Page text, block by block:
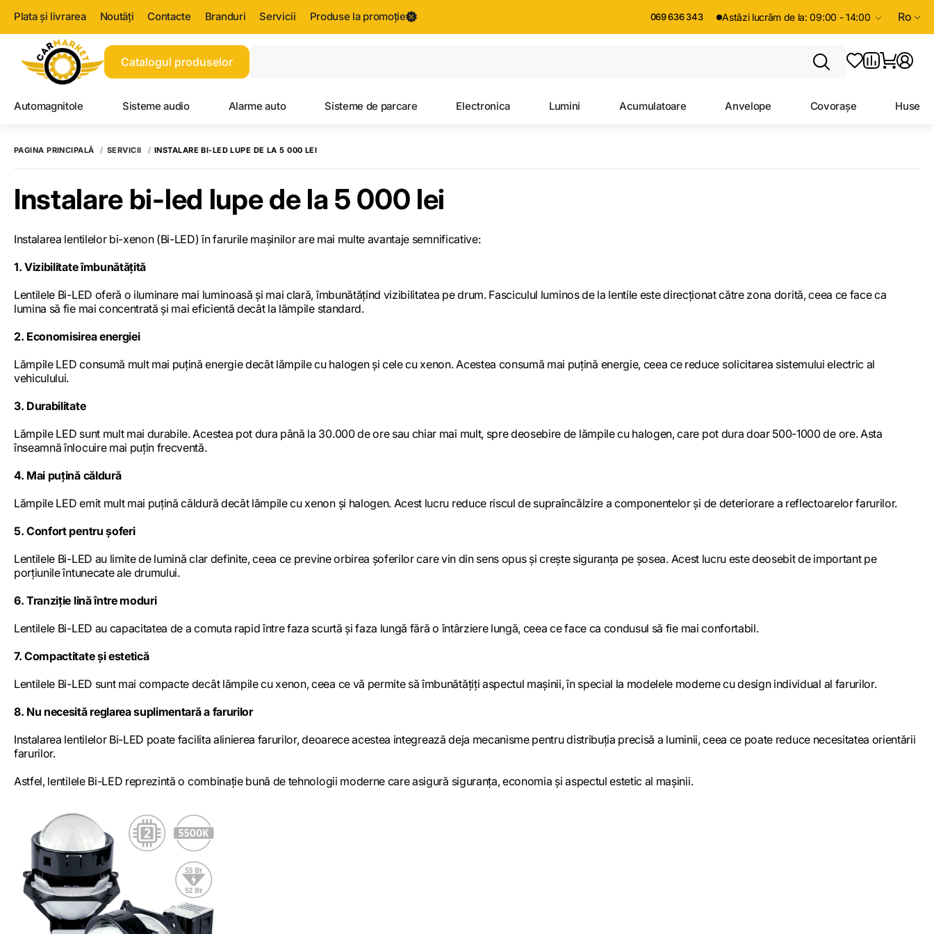
Plata și livrarea Noutăți Contacte Branduri Servicii Produse la promoție 069 636 343 Astăzi lucrăm de la: 09:00 - 14:00 Ro
Catalogul produselor
Toate rezultatele căutării [0 de produse]
Automagnitole Sisteme audio Alarme auto Sisteme de parcare Electronica Lumini Acumulatoare Anvelope Covorașe Huse
PAGINA PRINCIPALĂ SERVICII INSTALARE BI-LED LUPE DE LA 5 000 LEI
Instalare bi-led lupe de la 5 000 lei
Instalarea lentilelor bi-xenon (Bi-LED) în farurile mașinilor are mai multe avantaje semnificative:
1. Vizibilitate îmbunătățită
Lentilele Bi-LED oferă o iluminare mai luminoasă și mai clară, îmbunătățind vizibilitatea pe drum. Fasciculul luminos de la lentile este direcționat către zona dorită, ceea ce face ca
lumina să fie mai concentrată și mai eficientă decât la lămpile standard.
2. Economisirea energiei
Lămpile LED consumă mult mai puțină energie decât lămpile cu halogen și cele cu xenon. Acestea consumă mai puțină energie, ceea ce reduce solicitarea sistemului electric al
vehiculului.
3. Durabilitate
Lămpile LED sunt mult mai durabile. Acestea pot dura până la 30.000 de ore sau chiar mai mult, spre deosebire de lămpile cu halogen, care pot dura doar 500-1000 de ore. Asta
înseamnă înlocuire mai puțin frecventă.
4. Mai puțină căldură
Lămpile LED emit mult mai puțină căldură decât lămpile cu xenon și halogen. Acest lucru reduce riscul de supraîncălzire a componentelor și de deteriorare a reflectoarelor farurilor.
5. Confort pentru șoferi
Lentilele Bi-LED au limite de lumină clar definite, ceea ce previne orbirea șoferilor care vin din sens opus și crește siguranța pe șosea. Acest lucru este deosebit de important pe
porțiunile întunecate ale drumului.
6. Tranziție lină între moduri
Lentilele Bi-LED au capacitatea de a comuta rapid între faza scurtă și faza lungă fără o întârziere lungă, ceea ce face ca condusul să fie mai confortabil.
7. Compactitate și estetică
Lentilele Bi-LED sunt mai compacte decât lămpile cu xenon, ceea ce vă permite să îmbunătățiți aspectul mașinii, în special la modelele moderne cu design individual al farurilor.
8. Nu necesită reglarea suplimentară a farurilor
Instalarea lentilelor Bi-LED poate facilita alinierea farurilor, deoarece acestea integrează deja mecanisme pentru distribuția precisă a luminii, ceea ce poate reduce necesitatea orientării
farurilor.
Astfel, lentilele Bi-LED reprezintă o combinație bună de tehnologii moderne care asigură siguranța, economia și aspectul estetic al mașinii.